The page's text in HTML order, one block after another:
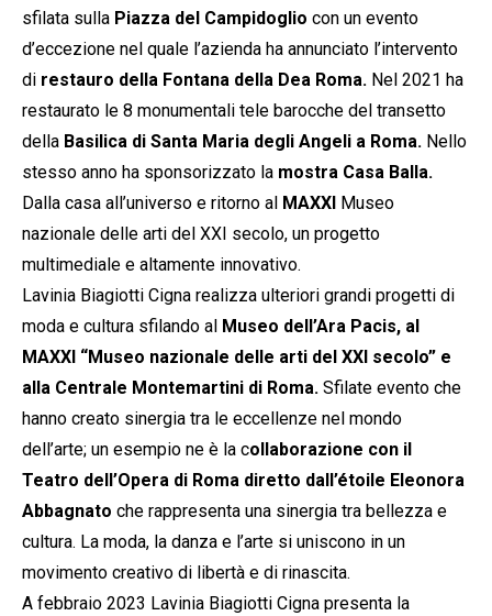
sfilata sulla Piazza del Campidoglio con un evento
d’eccezione nel quale l’azienda ha annunciato l’intervento
di restauro della Fontana della Dea Roma. Nel 2021 ha
restaurato le 8 monumentali tele barocche del transetto
della Basilica di Santa Maria degli Angeli a Roma. Nello
stesso anno ha sponsorizzato la mostra Casa Balla.
Dalla casa all’universo e ritorno al MAXXI Museo
nazionale delle arti del XXI secolo, un progetto
multimediale e altamente innovativo.
Lavinia Biagiotti Cigna realizza ulteriori grandi progetti di
moda e cultura sfilando al Museo dell’Ara Pacis, al
MAXXI “Museo nazionale delle arti del XXI secolo” e
alla Centrale Montemartini di Roma. Sfilate evento che
hanno creato sinergia tra le eccellenze nel mondo
dell’arte; un esempio ne è la collaborazione con il
Teatro dell’Opera di Roma diretto dall’étoile Eleonora
Abbagnato che rappresenta una sinergia tra bellezza e
cultura. La moda, la danza e l’arte si uniscono in un
movimento creativo di libertà e di rinascita.
A febbraio 2023 Lavinia Biagiotti Cigna presenta la